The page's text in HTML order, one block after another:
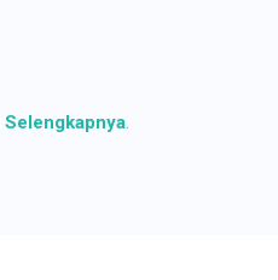
Selengkapnya